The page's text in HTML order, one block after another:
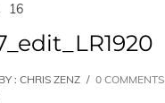
16
: CHRIS ZENZ / 0 COMMENTS